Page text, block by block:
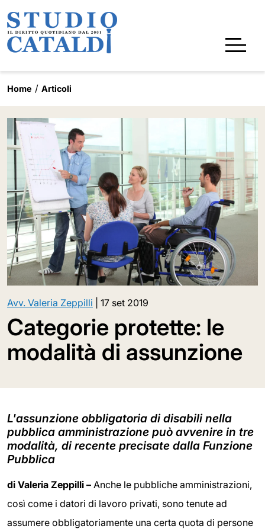
Home Articoli
Avv. Valeria Zeppilli 17 set 2019
Categorie protette: le
modalità di assunzione
L'assunzione obbligatoria di disabili nella
pubblica amministrazione può avvenire in tre
modalità, di recente precisate dalla Funzione
Pubblica
di Valeria Zeppilli – Anche le pubbliche amministrazioni,
così come i datori di lavoro privati, sono tenute ad
assumere obbligatoriamente una certa quota di persone